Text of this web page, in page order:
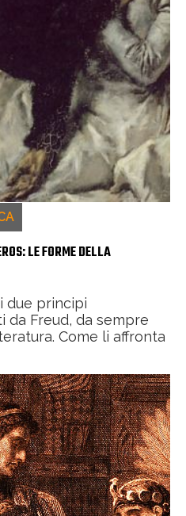
LE FORME DELLA
due principi
da Freud, da sempre
Come li affronta